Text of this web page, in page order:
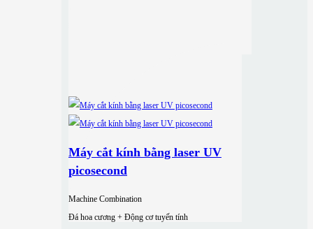
Máy cắt kính bằng laser UV
picosecond
Machine Combination
Đá hoa cương + Động cơ tuyến tính